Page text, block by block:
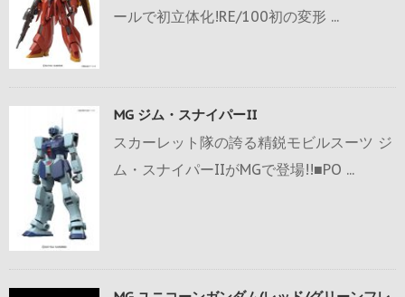
ールで初立体化!RE/100初の変形 ...
MG ジム・スナイパーII
スカーレット隊の誇る精鋭モビルスーツ ジ
ム・スナイパーIIがMGで登場!!■PO ...